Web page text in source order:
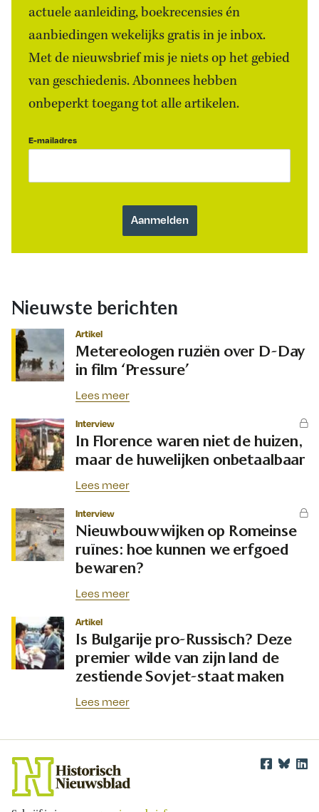
actuele aanleiding, boekrecensies én
aanbiedingen wekelijks gratis in je inbox.
Met de nieuwsbrief mis je niets op het gebied
van geschiedenis. Abonnees hebben
onbeperkt toegang tot alle artikelen.
E-mailadres
Nieuwste berichten
Artikel
Metereologen ruziën over D-Day
in film ‘Pressure’
Lees meer
Interview
In Florence waren niet de huizen,
maar de huwelijken onbetaalbaar
Lees meer
Interview
Nieuwbouwwijken op Romeinse
ruïnes: hoe kunnen we erfgoed
bewaren?
Lees meer
Artikel
Is Bulgarije pro-Russisch? Deze
premier wilde van zijn land de
zestiende Sovjet-staat maken
Lees meer